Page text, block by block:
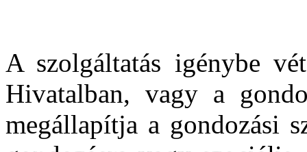
A szolgáltatás igénybe
Hivatalban, vagy a
megállapítja a gondozási